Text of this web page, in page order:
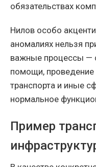
обязательствах
Нилов особо
аномалиях нельзя
важные процессы —
помощи, проведение
транспорта и иные
нормальное
Пример